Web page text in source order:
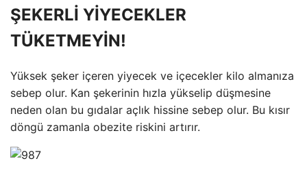
ŞEKERLİ YİYECEKLER
TÜKETMEYİN!
Yüksek şeker içeren yiyecek ve içecekler kilo almanıza
sebep olur. Kan şekerinin hızla yükselip düşmesine
neden olan bu gıdalar açlık hissine sebep olur. Bu kısır
döngü zamanla obezite riskini artırır.